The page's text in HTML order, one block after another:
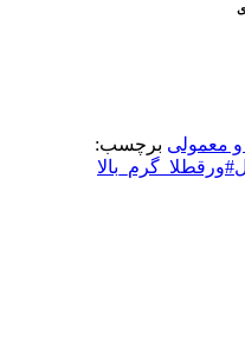
و معمولی برچسب: